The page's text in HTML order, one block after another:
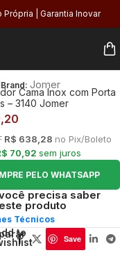
| Garantia Inovar
Brand: Jomer
Cama Inox com Porta
– 3140 Jomer
R$ 638,28 no Pix/Boleto
70,92 sem juros
PELO WHATSAPP
precisa saber
produto
Técnicos
to
Save